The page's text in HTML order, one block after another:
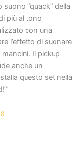
suono ”quack” della
più al tono
con una
l’effetto di suonare
Il pickup
anche un
questo set nella